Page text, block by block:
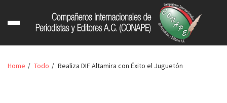
Home Todo Realiza DIF Altamira con Éxito el Juguetón